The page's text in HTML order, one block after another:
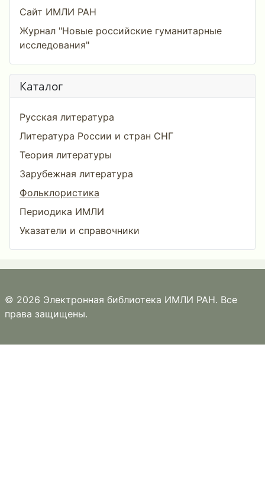
Сайт ИМЛИ РАН
Журнал "Новые российские гуманитарные
исследования"
Каталог
Русская литература
Литература России и стран СНГ
Теория литературы
Зарубежная литература
Фольклористика
Периодика ИМЛИ
Указатели и справочники
© 2026 Электронная библиотека ИМЛИ РАН. Все
права защищены.